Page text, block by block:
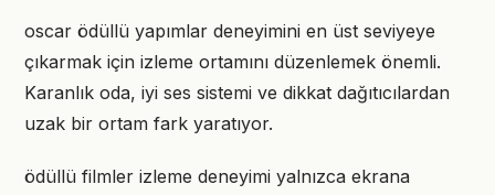
oscar ödüllü yapımlar deneyimini en üst seviyeye
çıkarmak için izleme ortamını düzenlemek önemli.
Karanlık oda, iyi ses sistemi ve dikkat dağıtıcılardan
uzak bir ortam fark yaratıyor.
ödüllü filmler izleme deneyimi yalnızca ekrana